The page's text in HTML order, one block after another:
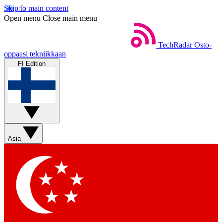
Skip to main content
Open menu Close main menu
TechRadar Osto-
oppaasi tekniikkaan
FI Edition
Asia